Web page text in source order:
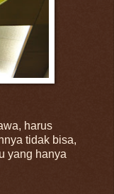
harus
tidak bisa,
yang hanya